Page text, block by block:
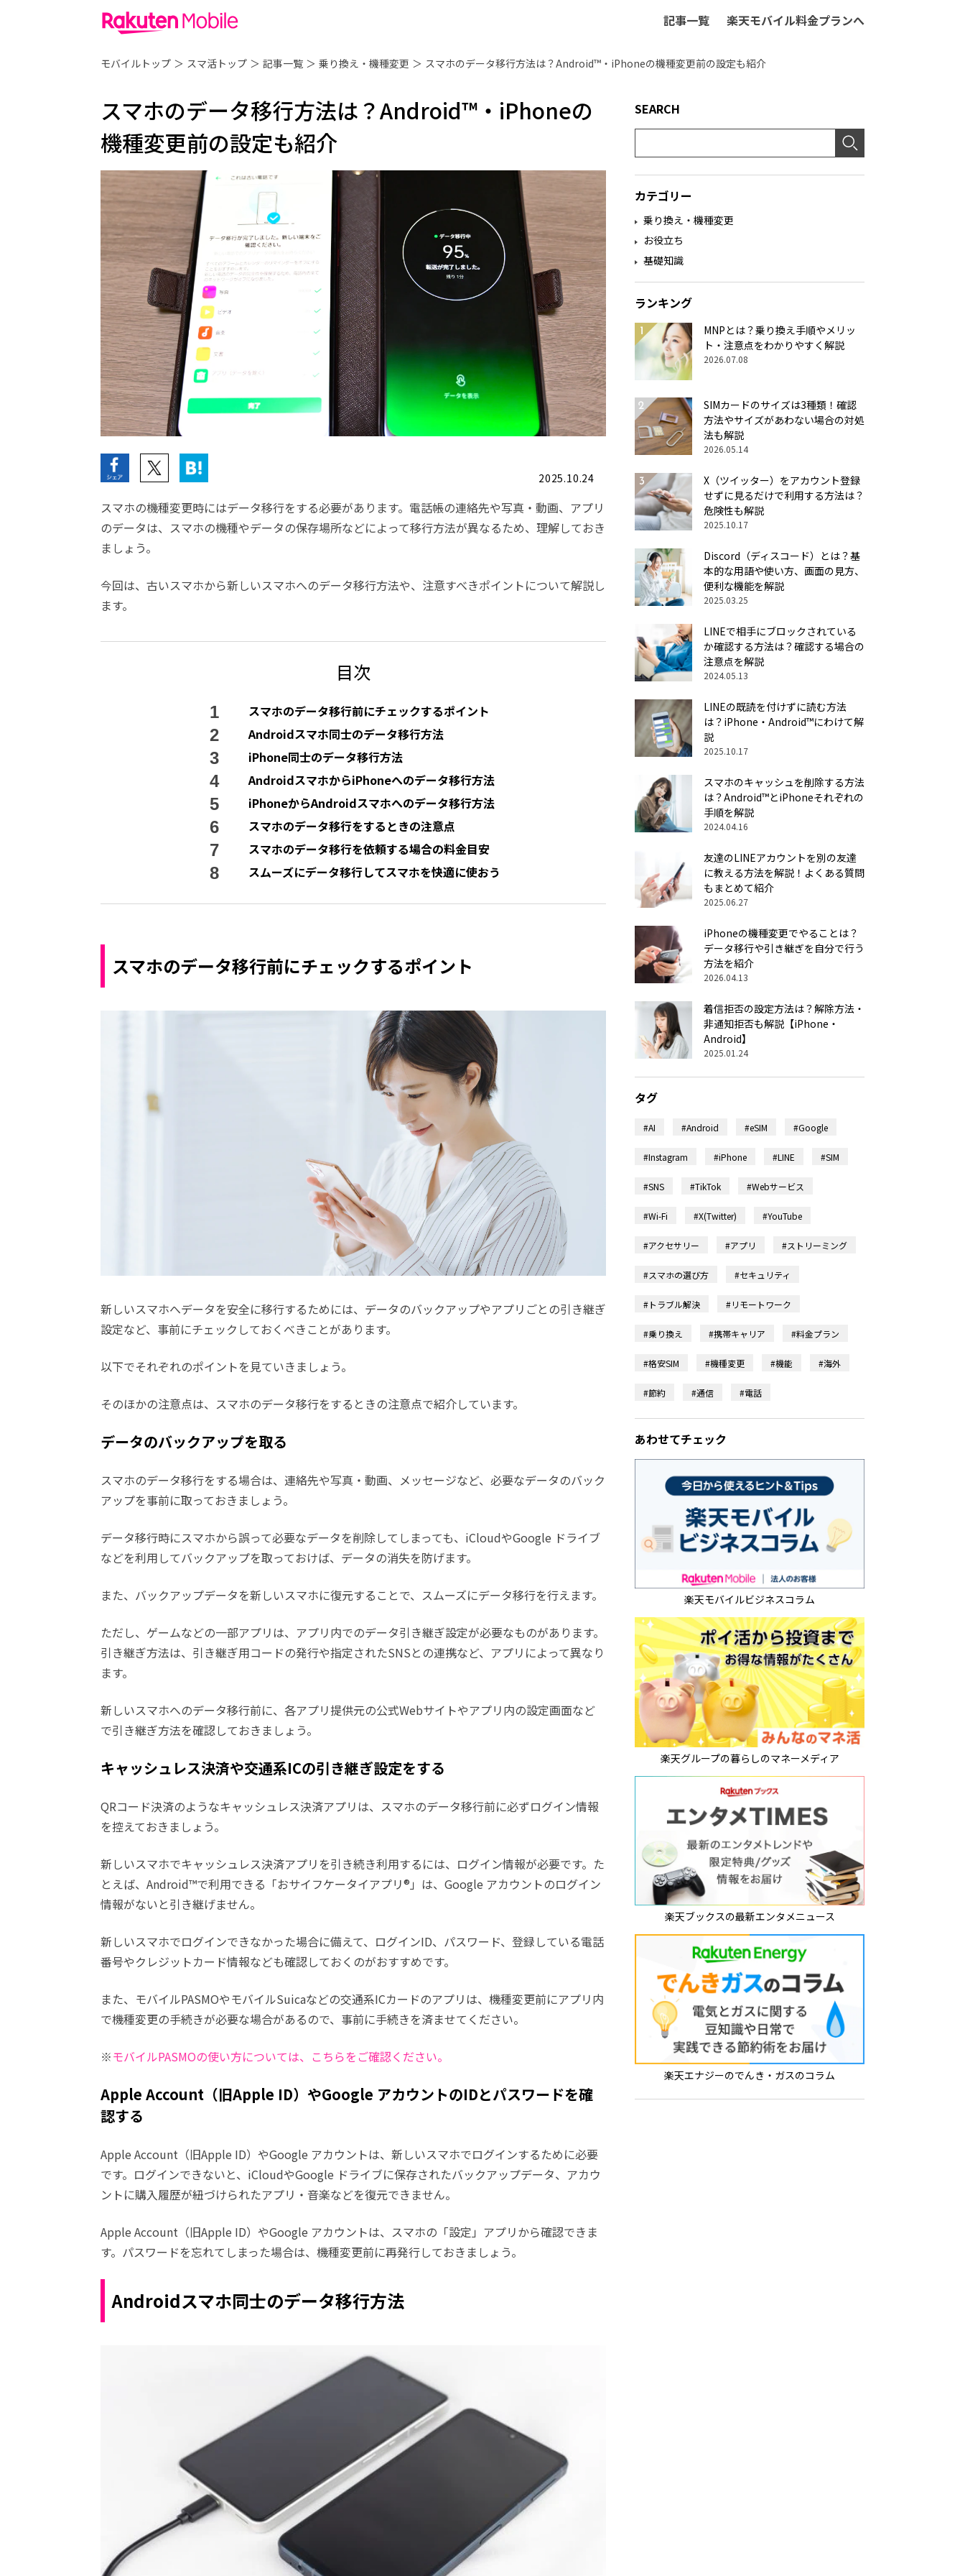
記事一覧 楽天モバイル料金プランへ
モバイルトップ ＞ スマ活トップ ＞ 記事一覧 ＞ 乗り換え・機種変更 ＞ スマホのデータ移行方法は？Android™・iPhoneの機種変更前の設定も紹介
スマホのデータ移行方法は？Android™・iPhoneの
機種変更前の設定も紹介
2025.10.24
スマホの機種変更時にはデータ移行をする必要があります。電話帳の連絡先や写真・動画、アプリ
のデータは、スマホの機種やデータの保存場所などによって移行方法が異なるため、理解しておき
ましょう。
今回は、古いスマホから新しいスマホへのデータ移行方法や、注意すべきポイントについて解説し
ます。
目次
スマホのデータ移行前にチェックするポイント
Androidスマホ同士のデータ移行方法
iPhone同士のデータ移行方法
AndroidスマホからiPhoneへのデータ移行方法
iPhoneからAndroidスマホへのデータ移行方法
スマホのデータ移行をするときの注意点
スマホのデータ移行を依頼する場合の料金目安
スムーズにデータ移行してスマホを快適に使おう
スマホのデータ移行前にチェックするポイント
新しいスマホへデータを安全に移行するためには、データのバックアップやアプリごとの引き継ぎ
設定など、事前にチェックしておくべきことがあります。
以下でそれぞれのポイントを見ていきましょう。
そのほかの注意点は、スマホのデータ移行をするときの注意点で紹介しています。
データのバックアップを取る
スマホのデータ移行をする場合は、連絡先や写真・動画、メッセージなど、必要なデータのバック
アップを事前に取っておきましょう。
データ移行時にスマホから誤って必要なデータを削除してしまっても、iCloudやGoogle ドライブ
などを利用してバックアップを取っておけば、データの消失を防げます。
また、バックアップデータを新しいスマホに復元することで、スムーズにデータ移行を行えます。
ただし、ゲームなどの一部アプリは、アプリ内でのデータ引き継ぎ設定が必要なものがあります。
引き継ぎ方法は、引き継ぎ用コードの発行や指定されたSNSとの連携など、アプリによって異なり
ます。
新しいスマホへのデータ移行前に、各アプリ提供元の公式Webサイトやアプリ内の設定画面など
で引き継ぎ方法を確認しておきましょう。
キャッシュレス決済や交通系ICの引き継ぎ設定をする
QRコード決済のようなキャッシュレス決済アプリは、スマホのデータ移行前に必ずログイン情報
を控えておきましょう。
新しいスマホでキャッシュレス決済アプリを引き続き利用するには、ログイン情報が必要です。た
とえば、Android™で利用できる「おサイフケータイアプリ®」は、Google アカウントのログイン
情報がないと引き継げません。
新しいスマホでログインできなかった場合に備えて、ログインID、パスワード、登録している電話
番号やクレジットカード情報なども確認しておくのがおすすめです。
また、モバイルPASMOやモバイルSuicaなどの交通系ICカードのアプリは、機種変更前にアプリ内
で機種変更の手続きが必要な場合があるので、事前に手続きを済ませてください。
※モバイルPASMOの使い方については、こちらをご確認ください。
Apple Account（旧Apple ID）やGoogle アカウントのIDとパスワードを確
認する
Apple Account（旧Apple ID）やGoogle アカウントは、新しいスマホでログインするために必要
です。ログインできないと、iCloudやGoogle ドライブに保存されたバックアップデータ、アカウ
ントに購入履歴が紐づけられたアプリ・音楽などを復元できません。
Apple Account（旧Apple ID）やGoogle アカウントは、スマホの「設定」アプリから確認できま
す。パスワードを忘れてしまった場合は、機種変更前に再発行しておきましょう。
Androidスマホ同士のデータ移行方法
SEARCH
カテゴリー
乗り換え・機種変更
お役立ち
基礎知識
ランキング
MNPとは？乗り換え手順やメリッ
ト・注意点をわかりやすく解説
2026.07.08
SIMカードのサイズは3種類！確認
方法やサイズがあわない場合の対処
法も解説
2026.05.14
X（ツイッター）をアカウント登録
せずに見るだけで利用する方法は？
危険性も解説
2025.10.17
Discord（ディスコード）とは？基
本的な用語や使い方、画面の見方、
便利な機能を解説
2025.03.25
LINEで相手にブロックされている
か確認する方法は？確認する場合の
注意点を解説
2024.05.13
LINEの既読を付けずに読む方法
は？iPhone・Android™にわけて解
説
2025.10.17
スマホのキャッシュを削除する方法
は？Android™とiPhoneそれぞれの
手順を解説
2024.04.16
友達のLINEアカウントを別の友達
に教える方法を解説！よくある質問
もまとめて紹介
2025.06.27
iPhoneの機種変更でやることは？
データ移行や引き継ぎを自分で行う
方法を紹介
2026.04.13
着信拒否の設定方法は？解除方法・
非通知拒否も解説【iPhone・
Android】
2025.01.24
タグ
#AI #Android #eSIM #Google
#Instagram #iPhone #LINE #SIM
#SNS #TikTok #Webサービス
#Wi-Fi #X(Twitter) #YouTube
#アクセサリー #アプリ #ストリーミング
#スマホの選び方 #セキュリティ
#トラブル解決 #リモートワーク
#乗り換え #携帯キャリア #料金プラン
#格安SIM #機種変更 #機能 #海外
#節約 #通信 #電話
あわせてチェック
楽天モバイルビジネスコラム
楽天グループの暮らしのマネーメディア
楽天ブックスの最新エンタメニュース
楽天エナジーのでんき・ガスのコラム